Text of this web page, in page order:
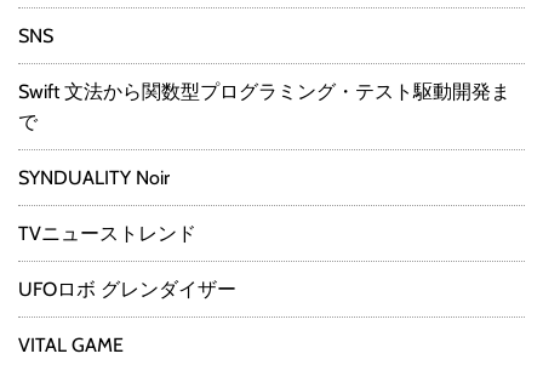
SNS
Swift 文法から関数型プログラミング・テスト駆動開発ま
で
SYNDUALITY Noir
TVニューストレンド
UFOロボ グレンダイザー
VITAL GAME